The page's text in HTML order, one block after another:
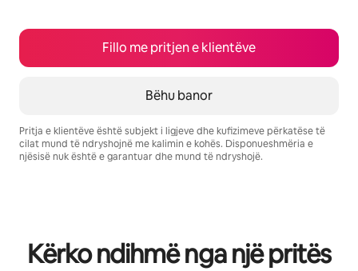
Fillo me pritjen e klientëve
Bëhu banor
Pritja e klientëve është subjekt i ligjeve dhe kufizimeve përkatëse të
cilat mund të ndryshojnë me kalimin e kohës. Disponueshmëria e
njësisë nuk është e garantuar dhe mund të ndryshojë.
Kërko ndihmë nga një pritës